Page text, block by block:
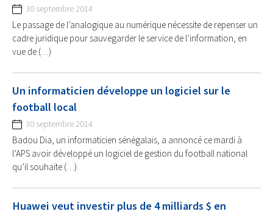
30 septembre 2014
Le passage de l’analogique au numérique nécessite de repenser un
cadre juridique pour sauvegarder le service de l’information, en
vue de (…)
Un informaticien développe un logiciel sur le
football local
30 septembre 2014
Badou Dia, un informaticien sénégalais, a annoncé ce mardi à
l’APS avoir développé un logiciel de gestion du football national
qu’il souhaite (…)
Huawei veut investir plus de 4 milliards $ en